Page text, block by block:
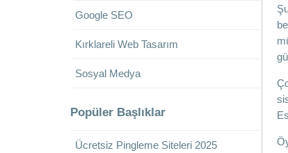
Google SEO
Kırklareli Web Tasarım
Sosyal Medya
Popüler Başlıklar
Ücretsiz Pingleme Siteleri 2025